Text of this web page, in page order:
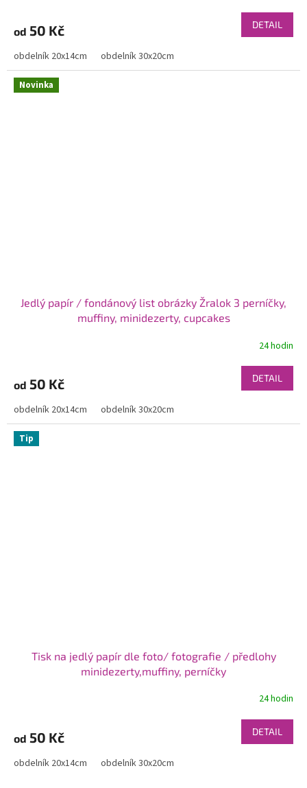
od 50 Kč DETAIL
obdelník 20x14cm obdelník 30x20cm
Novinka
Jedlý papír / fondánový list obrázky Žralok 3 perníčky,
muffiny, minidezerty, cupcakes
24 hodin
od 50 Kč DETAIL
obdelník 20x14cm obdelník 30x20cm
Tip
Tisk na jedlý papír dle foto/ fotografie / předlohy
minidezerty,muffiny, perníčky
24 hodin
od 50 Kč DETAIL
obdelník 20x14cm obdelník 30x20cm